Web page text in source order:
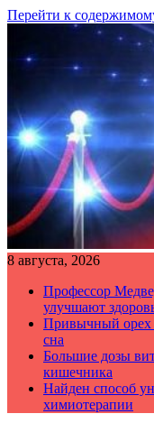
Перейти к
8 августа, 2026
Профессор
улучшают
Привычный орех
сна
Большие дозы
кишечника
Найден способ
химиотерапии